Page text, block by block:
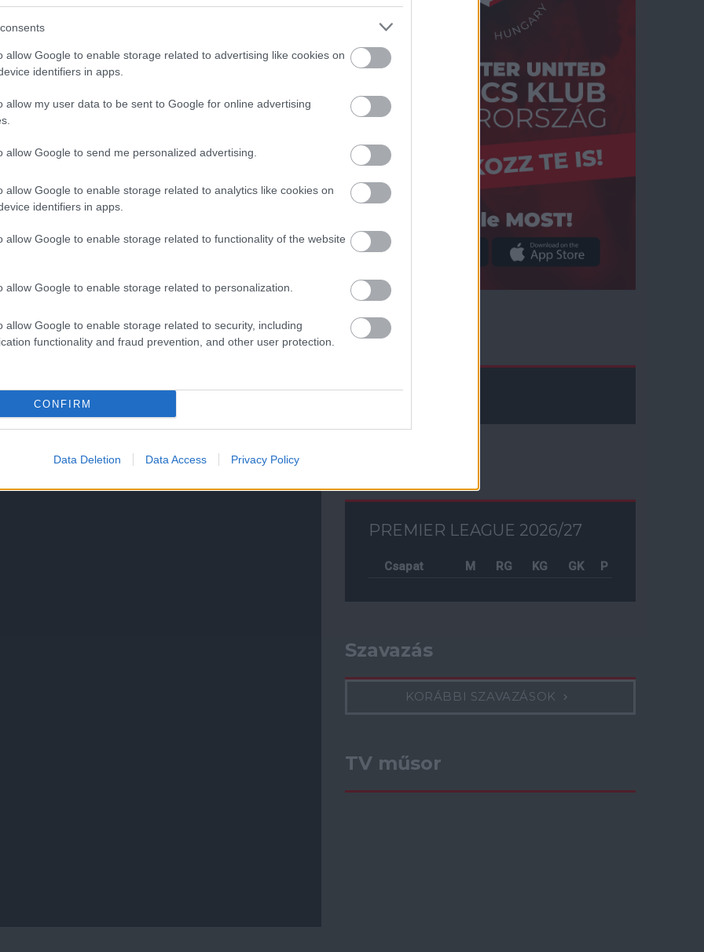
allow Google to enable storage related to advertising like cookies on
identifiers in apps.
allow my user data to be sent to Google for online advertising
allow Google to send me personalized advertising.
allow Google to enable storage related to analytics like cookies on
identifiers in apps.
allow Google to enable storage related to functionality of the website
allow Google to enable storage related to personalization.
allow Google to enable storage related to security, including
functionality and fraud prevention, and other user protection.
CONFIRM
Data Deletion Data Access Privacy Policy
Facebook
PREMIER LEAGUE 2026/27
Csapat M RG KG GK P
Szavazás
KORÁBBI SZAVAZÁSOK
TV műsor